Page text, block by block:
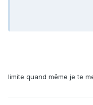
limite quand même je te